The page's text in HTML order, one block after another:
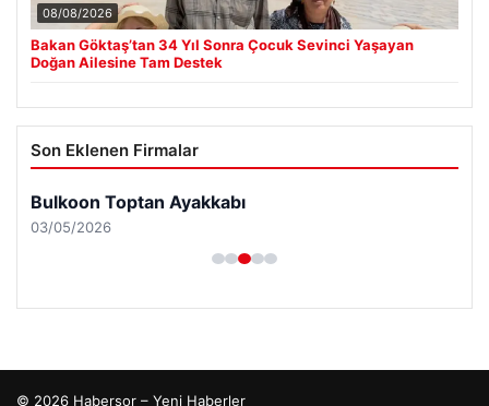
08/08/2026
Bakan Göktaş’tan 34 Yıl Sonra Çocuk Sevinci Yaşayan
Doğan Ailesine Tam Destek
Son Eklenen Firmalar
Bulkoon Toptan Ayakkabı
03/05/2026
© 2026 Habersor – Yeni Haberler